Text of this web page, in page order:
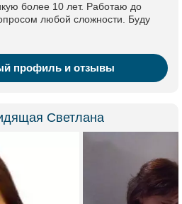
более 10 лет. Работаю до
любой сложности. Буду
профиль и отзывы
Светлана